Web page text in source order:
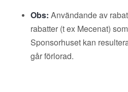
Obs: Användande av
rabatter (t ex Mecenat)
Sponsorhuset kan
går förlorad.